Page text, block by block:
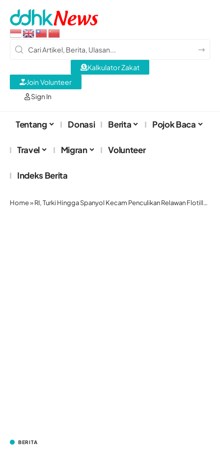
Sign In
Kalkulator Zakat
Join Volunteer
Tentang Donasi Berita Pojok Baca
Travel Migran Volunteer
Indeks Berita
Home»RI, Turki Hingga Spanyol Kecam Penculikan Relawan Flotilla oleh Zionis Israel
BERITA